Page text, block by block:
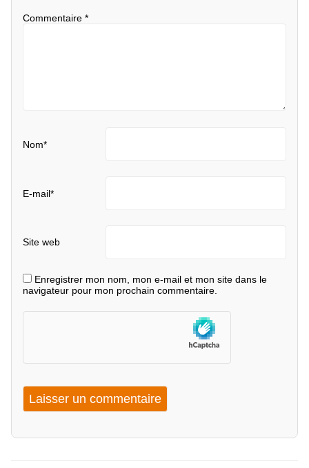
Commentaire *
Nom*
E-mail*
Site web
Enregistrer mon nom, mon e-mail et mon site dans le
navigateur pour mon prochain commentaire.